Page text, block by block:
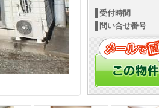
受付時間
問い合せ番号